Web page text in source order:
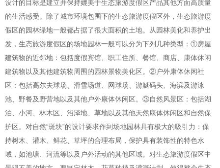
设计的目标是建立并保持媲美于生态旅游度假区产品其他方面高质量
的生活感受。除了城市环境包围下的生态旅游度假区外，生态旅游度
假区的园林绿地一般都占据了很大面积的土地。从园林美化和养护出
发，生态旅游度假区的场地园林一般可以分为下列几种类型：①房屋
建筑物的近邻地：包括度假宾馆、职工住所、餐馆、商店、康体休闲
建筑物以及其他建筑物周围的园林景物美化区。②户外康体休闲社
区：包括高尔夫球场、滑雪场道、网球场、游艇码头、海滨及游泳
池、野餐及野营地以及其他户外康体休闲区。③自然风景区：包括湖
泊、小河、林木区、沼泽地、草地以及其他天然康体休闲区和自然保
护区。对自然“斑块”的设计要求作到场地园林具有极大的吸引力：保
持树木、灌木、鲜花、草坪的合理布局，保护具有装饰性的特色水
域，如池塘、河流等以及户外活动的其他区域。对生态旅游度假区中